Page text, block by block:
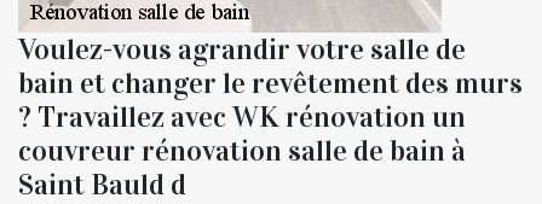
Voulez-vous agrandir votre salle de
bain et changer le revêtement des murs
? Travaillez avec WK rénovation un
couvreur rénovation salle de bain à
Saint Bauld d